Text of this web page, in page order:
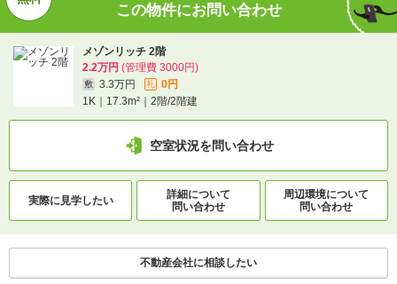
この物件にお問い合わせ
メゾンリッチ 2階
3.3万円 礼
0円
1K｜17.3m²｜2階/2階建
空室状況を問い合わせ
詳細について
問い合わせ
間取り・設備を
この物件にお問い合わせ
メゾンリッチ 2階
2.2万円 (管理費 3000円)
敷 3.3万円 礼
0円
1K｜17.3m²｜2階/2階建
空室状況を問い合わせ
実際に見学したい
詳細について
問い合わせ
周辺環境について
問い合わせ
不動産会社に相談したい